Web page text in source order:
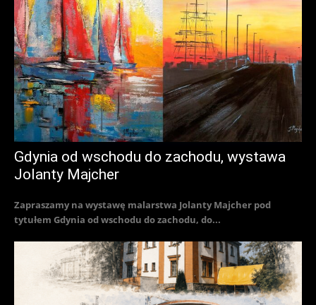
Gdynia od wschodu do zachodu, wystawa
Jolanty Majcher
Zapraszamy na wystawę malarstwa Jolanty Majcher pod
tytułem Gdynia od wschodu do zachodu, do...